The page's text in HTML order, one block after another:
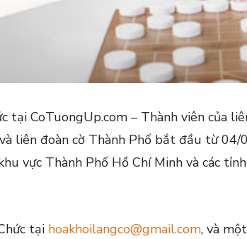
tại CoTuongUp.com – Thành viên của
liên đoàn cờ Thành Phố bắt đầu từ
vực Thành Phố Hồ Chí Minh và các
tại hoakhoilangco@gmail.com, và